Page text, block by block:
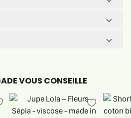
VOUS CONSEILLE